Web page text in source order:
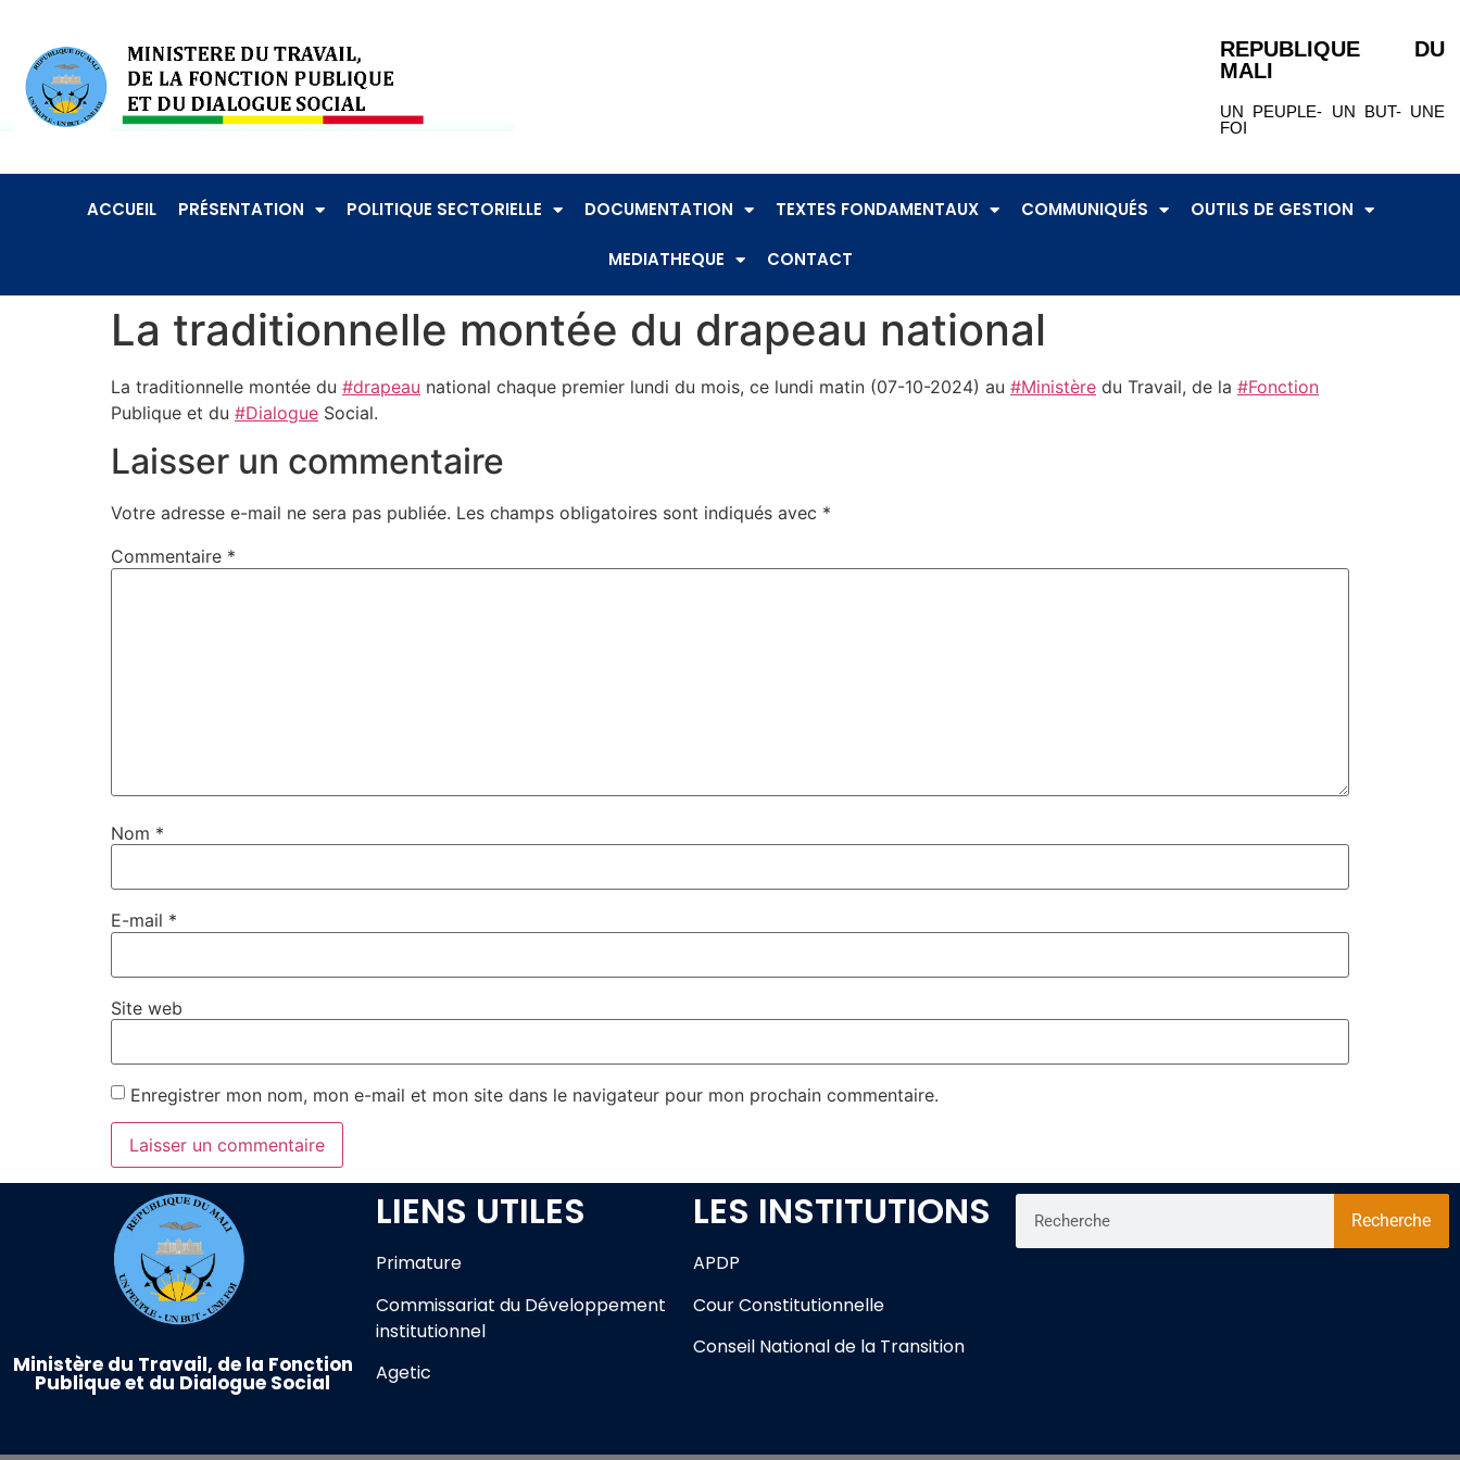
REPUBLIQUE DU
MALI
UN PEUPLE- UN BUT- UNE
FOI
ACCUEIL PRÉSENTATION POLITIQUE SECTORIELLE DOCUMENTATION TEXTES FONDAMENTAUX COMMUNIQUÉS OUTILS DE GESTION
MEDIATHEQUE CONTACT
La traditionnelle montée du drapeau national
La traditionnelle montée du #drapeau national chaque premier lundi du mois, ce lundi matin (07-10-2024) au #Ministère du Travail, de la #Fonction
Publique et du #Dialogue Social.
Laisser un commentaire
Votre adresse e-mail ne sera pas publiée. Les champs obligatoires sont indiqués avec *
Commentaire *
Nom *
E-mail *
Site web
Enregistrer mon nom, mon e-mail et mon site dans le navigateur pour mon prochain commentaire.
Ministère du Travail, de la Fonction
Publique et du Dialogue Social
LIENS UTILES
Primature
Commissariat du Développement
institutionnel
Agetic
LES INSTITUTIONS
APDP
Cour Constitutionnelle
Conseil National de la Transition
Recherche